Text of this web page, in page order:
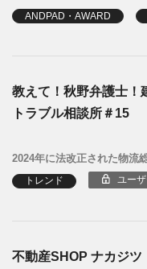
ANDPAD・AWARD
教えて！秋野弁護士！
トラブル相談所＃15
2024年に法改正された物流
トレンド ユー
不動産SHOP ナカジツ